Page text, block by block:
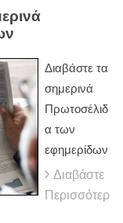
Διαβάστε τα
σημερινά
Πρωτοσέλιδ
α των
εφημερίδων
Διαβάστε
Περισσότερ